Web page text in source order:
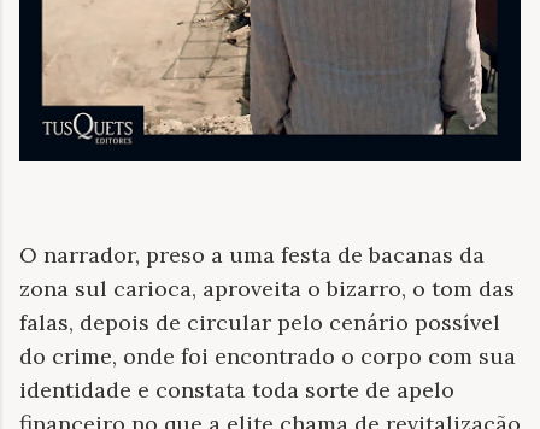
O narrador, preso a uma festa de bacanas da
zona sul carioca, aproveita o bizarro, o tom das
falas, depois de circular pelo cenário possível
do crime, onde foi encontrado o corpo com sua
identidade e constata toda sorte de apelo
financeiro no que a elite chama de revitalização